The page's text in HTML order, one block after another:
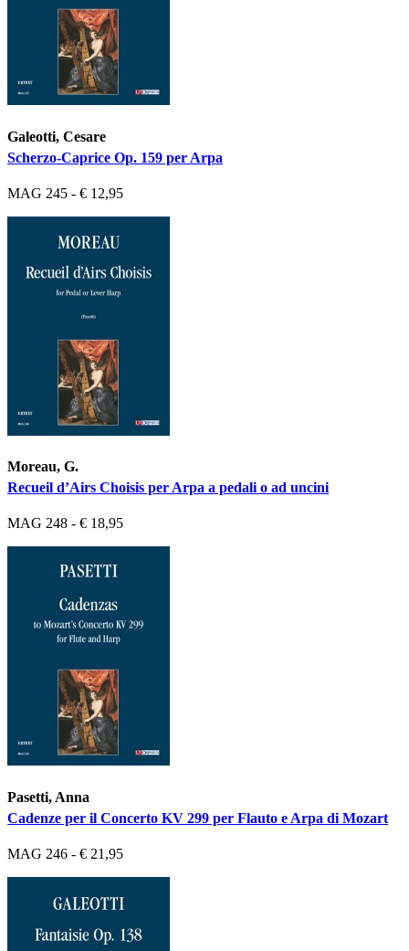
Galeotti, Cesare
Scherzo-Caprice Op. 159 per Arpa
MAG 245 - € 12,95
Moreau, G.
Recueil d’Airs Choisis per Arpa a pedali o ad uncini
MAG 248 - € 18,95
Pasetti, Anna
Cadenze per il Concerto KV 299 per Flauto e Arpa di Mozart
MAG 246 - € 21,95